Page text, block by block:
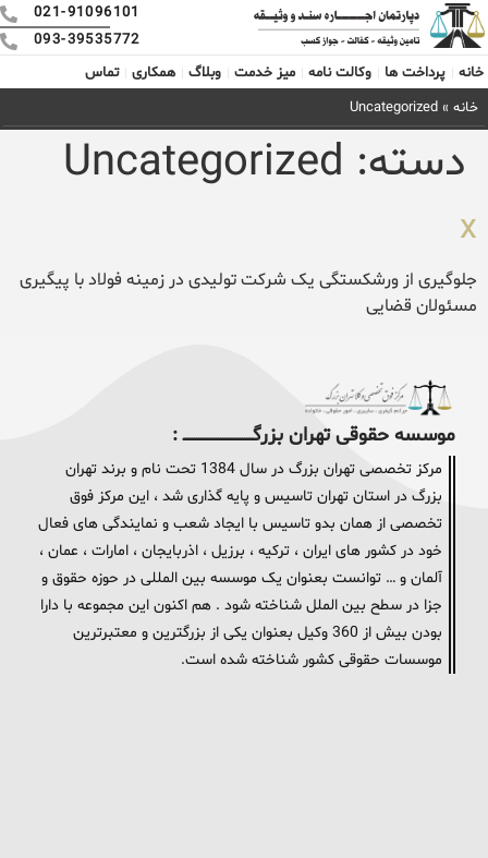
021-91096101
093-39535772
خانه
پرداخت ها وکالت نامه میز خدمت وبلاگ همکاری
تماس
خانه »
Uncategorized
دسته: Uncategorized
x
جلوگیری از ورشکستگی یک شرکت تولیدی در زمینه فولاد با پیگیری
مسئولان قضایی
موسسه حقوقی تهران بزرگــــــــــــــــــــــــــــــــ :
مرکز تخصصی تهران بزرگ در سال 1384 تحت نام و برند تهران
بزرگ در استان تهران تاسیس و پایه گذاری شد ، این مرکز فوق
تخصصی از همان بدو تاسیس با ایجاد شعب و نمایندگی های فعال
خود در کشور های ایران ، ترکیه ، برزیل ، اذربایجان ، امارات ، عمان ،
آلمان و … توانست بعنوان یک موسسه بین المللی در حوزه حقوق و
جزا در سطح بین الملل شناخته شود . هم اکنون این مجموعه با دارا
بودن بیش از 360 وکیل بعنوان یکی از بزرگترین و معتبرترین
موسسات حقوقی کشور شناخته شده است.